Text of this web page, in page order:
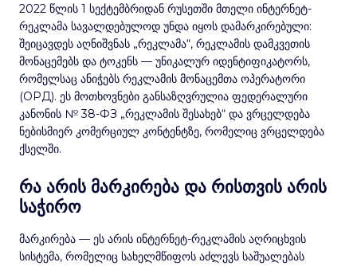
2022 წლის 1 სექტემბრიდან რუსეთში მთელი ინტერნეტ-
რეკლამა სავალდებულოდ უნდა იყოს დამარკირებული:
შეიცავდეს აღნიშვნას „რეკლამა“, რეკლამის დამკვეთის
მონაცემებს და ტოკენს — უნიკალურ იდენტიფიკატორს,
რომელსაც ანიჭებს რეკლამის მონაცემთა ოპერატორი
(ОРД). ეს მოთხოვნები განსაზღვრულია ფედერალური
კანონის № 38-ФЗ „რეკლამის შესახებ“ და ვრცელდება
ნებისმიერ კომერციულ კონტენტზე, რომელიც ვრცელდება
ქსელში.
რა არის მარკირება და რისთვის არის
საჭირო
მარკირება — ეს არის ინტერნეტ-რეკლამის აღრიცხვის
სისტემა, რომელიც სახელმწიფოს აძლევს საშუალებას